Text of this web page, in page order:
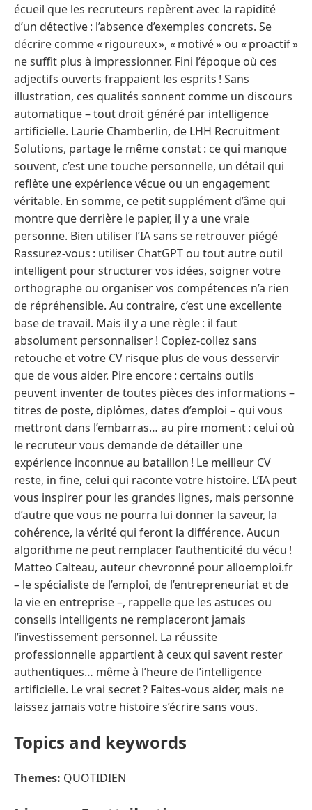
écueil que les recruteurs repèrent avec la rapidité
d’un détective : l’absence d’exemples concrets. Se
décrire comme « rigoureux », « motivé » ou « proactif »
ne suffit plus à impressionner. Fini l’époque où ces
adjectifs ouverts frappaient les esprits ! Sans
illustration, ces qualités sonnent comme un discours
automatique – tout droit généré par intelligence
artificielle. Laurie Chamberlin, de LHH Recruitment
Solutions, partage le même constat : ce qui manque
souvent, c’est une touche personnelle, un détail qui
reflète une expérience vécue ou un engagement
véritable. En somme, ce petit supplément d’âme qui
montre que derrière le papier, il y a une vraie
personne. Bien utiliser l’IA sans se retrouver piégé
Rassurez-vous : utiliser ChatGPT ou tout autre outil
intelligent pour structurer vos idées, soigner votre
orthographe ou organiser vos compétences n’a rien
de répréhensible. Au contraire, c’est une excellente
base de travail. Mais il y a une règle : il faut
absolument personnaliser ! Copiez-collez sans
retouche et votre CV risque plus de vous desservir
que de vous aider. Pire encore : certains outils
peuvent inventer de toutes pièces des informations –
titres de poste, diplômes, dates d’emploi – qui vous
mettront dans l’embarras… au pire moment : celui où
le recruteur vous demande de détailler une
expérience inconnue au bataillon ! Le meilleur CV
reste, in fine, celui qui raconte votre histoire. L’IA peut
vous inspirer pour les grandes lignes, mais personne
d’autre que vous ne pourra lui donner la saveur, la
cohérence, la vérité qui feront la différence. Aucun
algorithme ne peut remplacer l’authenticité du vécu !
Matteo Calteau, auteur chevronné pour alloemploi.fr
– le spécialiste de l’emploi, de l’entrepreneuriat et de
la vie en entreprise –, rappelle que les astuces ou
conseils intelligents ne remplaceront jamais
l’investissement personnel. La réussite
professionnelle appartient à ceux qui savent rester
authentiques… même à l’heure de l’intelligence
artificielle. Le vrai secret ? Faites-vous aider, mais ne
laissez jamais votre histoire s’écrire sans vous.
Topics and keywords
Themes: QUOTIDIEN